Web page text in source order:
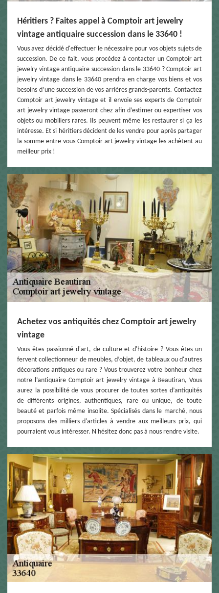
Héritiers ? Faites appel à Comptoir art jewelry
vintage antiquaire succession dans le 33640 !
Vous avez décidé d'effectuer le nécessaire pour vos objets sujets de
succession. De ce fait, vous procédez à contacter un Comptoir art
jewelry vintage antiquaire succession dans le 33640 ? Comptoir art
jewelry vintage dans le 33640 prendra en charge vos biens et vos
besoins d’une succession de vos arrières grands-parents. Contactez
Comptoir art jewelry vintage et il envoie ses experts de Comptoir
art jewelry vintage passeront chez afin d’estimer ou expertiser vos
objets ou mobiliers rares. Ils peuvent même les restaurer si ça les
intéresse. Et si héritiers décident de les vendre pour après partager
la somme entre vous Comptoir art jewelry vintage les achètent au
meilleur prix !
Achetez vos antiquités chez Comptoir art jewelry
vintage
Vous êtes passionné d'art, de culture et d'histoire ? Vous êtes un
fervent collectionneur de meubles, d’objet, de tableaux ou d'autres
décorations antiques ou rare ? Vous trouverez votre bonheur chez
notre l’antiquaire Comptoir art jewelry vintage à Beautiran, Vous
aurez la possibilité de vous procurer de toutes sortes d’antiquités
de différents origines, authentiques, rare ou unique, de toute
beauté et parfois même insolite. Spécialisés dans le marché, nous
proposons des milliers d'articles à vendre aux meilleurs prix, qui
pourraient vous intéresser. N'hésitez donc pas à nous rendre visite.